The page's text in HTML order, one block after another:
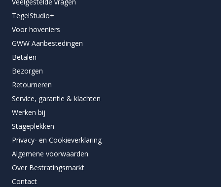
TegelStudio+
Voor hoveniers
GWW Aanbestedingen
Betalen
Bezorgen
Retourneren
Service, garantie & klachten
Werken bij
Stageplekken
Privacy- en Cookieverklaring
Algemene voorwaarden
Over Bestratingsmarkt
Contact